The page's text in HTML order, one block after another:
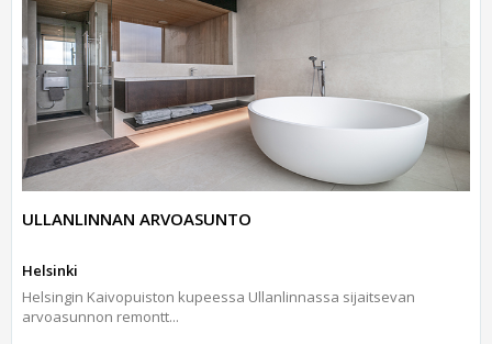
ULLANLINNAN ARVOASUNTO
Helsinki
Helsingin Kaivopuiston kupeessa Ullanlinnassa sijaitsevan
arvoasunnon remontt...